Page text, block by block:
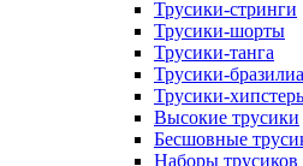
Трусики-стринги
Трусики-шорты
Трусики-танга
Трусики-
Трусики-
Высокие трусики
Бесшовные
Наборы трусиков